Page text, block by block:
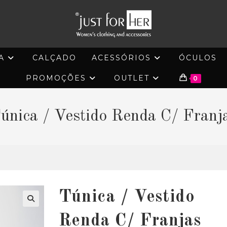
CALÇADO ACESSÓRIOS ÓCULOS
PROMOÇÕES OUTLET 0
/ Vestido Renda C/
Túnica / Vestido
Renda C/ Franjas